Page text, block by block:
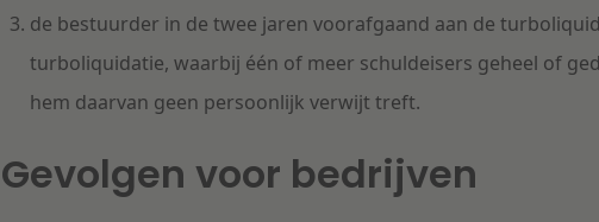
de bestuurder in de twee jaren voorafgaand aan de
turboliquidatie, waarbij één of meer schuldeisers geheel of
hem daarvan geen persoonlijk verwijt treft.
Gevolgen voor bedrijven